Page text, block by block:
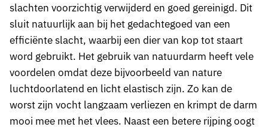
slachten voorzichtig verwijderd en goed gereinigd. Dit
sluit natuurlijk aan bij het gedachtegoed van een
efficiënte slacht, waarbij een dier van kop tot staart
word gebruikt. Het gebruik van natuurdarm heeft vele
voordelen omdat deze bijvoorbeeld van nature
luchtdoorlatend en licht elastisch zijn. Zo kan de
worst zijn vocht langzaam verliezen en krimpt de darm
mooi mee met het vlees. Naast een betere rijping oogt